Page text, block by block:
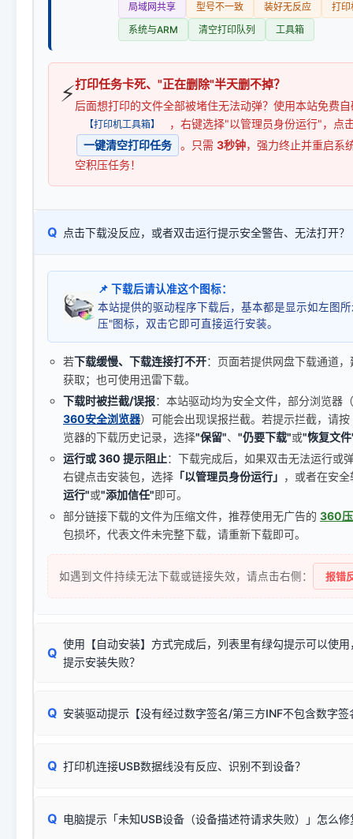
局域网共享
型号不一致 装好无反应
打印
系统与ARM
清空打印队列 工具箱
⚡打印任务卡死、"正在删除"半天删不掉？
后面想打印的文件全部被堵住无法动弹？使用本站免费
【打印机工具箱】
，右键选择"以管理员身份运行"，点
一键清空打印任务
。只需 3秒钟，强力终止并重启系
空积压任务！
Q 点击下载没反应，或者双击运行提示安全警告、无法打开？
📌 下载后请认准这个图标：
本站提供的驱动程序下载后，基本都是显示如左图
压"图标，双击它即可直接运行安装。
若下载缓慢、下载连接打不开：页面若提供网盘下载通道
获取；也可使用迅雷下载。
下载时被拦截/误报：本站驱动均为安全文件，部分浏览器
360安全浏览器）可能会出现误报拦截。若提示拦截，请按
览器的下载历史记录，选择"保留"、 "仍要下载"或"恢复文
运行或 360 提示阻止：下载完成后，如果双击无法运行或
右键点击安装包，选择 「以管理员身份运行」 ，或者在安
运行"或"添加信任"即可。
部分链接下载的文件为压缩文件，推荐使用无广告的 360
包损坏，代表文件未完整下载，请重新下载即可。
如遇到文件持续无法下载或链接失效，请点击右侧： 报错
Q
使用【自动安装】方式完成后，列表里有绿勾提示可以使
提示安装失败？
由于本站驱动包集成了32位和64位驱动，自动安装程序在运
✔ 可以使用了
：代表与您当
（被自动跳过），并不影响正
Q 安装驱动提示【没有经过数字签名/第三方INF不包含数字
往往会弹出此类提示。
系统（如 Win10/Win11 最新版）已彻底不再识别老旧驱
致安装失败。请尝试以下方案：
Q 打印机连接USB数据线没有反应、识别不到设备？
首先确认打印机电源已开启，USB数据线两端已完全插紧；
Q 电脑提示「未知USB设备（设备描述符请求失败）」怎么修